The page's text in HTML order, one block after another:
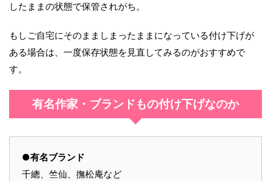
したままの状態で保管されがち。
もしご自宅にそのまましまったままになっている付け下げが
ある場合は、一度保存状態を見直してみるのがおすすめで
す。
有名作家・ブランドもの付け下げなのか
●有名ブランド
千總、竺仙、撫松庵など